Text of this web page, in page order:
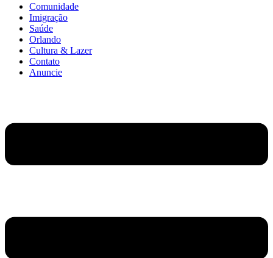
Comunidade
Imigração
Saúde
Orlando
Cultura & Lazer
Contato
Anuncie